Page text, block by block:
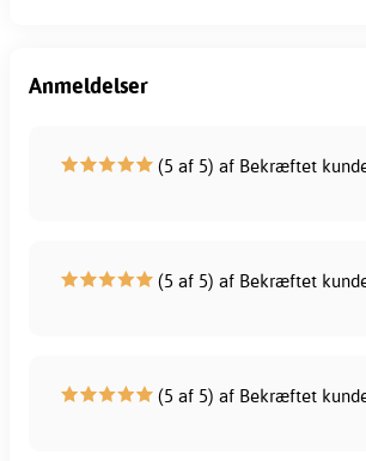
Anmeldelser
(5 af 5) af Bekræftet
(5 af 5) af Bekræftet
(5 af 5) af Bekræftet